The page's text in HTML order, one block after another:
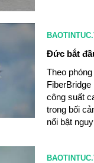
Đức bắt
Theo
công suất
trong bối
nổi bật